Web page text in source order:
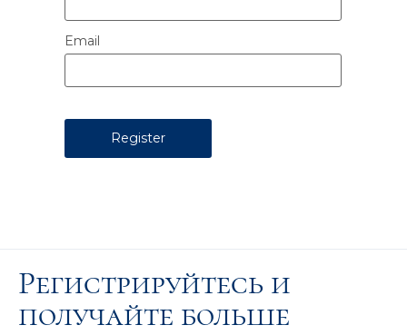
Email
Регистрируйтесь и
получайте больше